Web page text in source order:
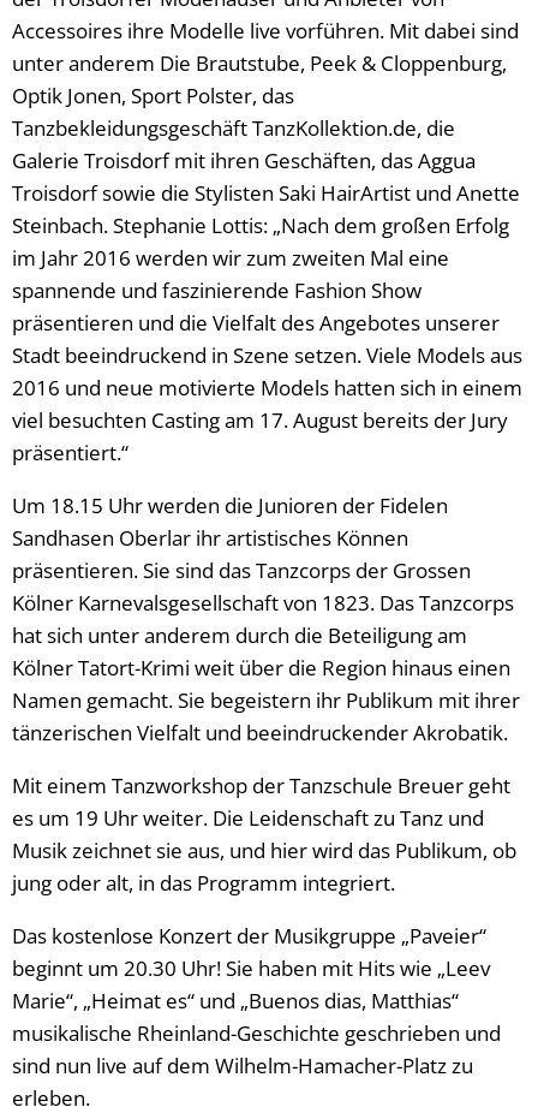
Accessoires ihre Modelle live vorführen. Mit dabei sind
unter anderem Die Brautstube, Peek & Cloppenburg,
Optik Jonen, Sport Polster, das
Tanzbekleidungsgeschäft TanzKollektion.de, die
Galerie Troisdorf mit ihren Geschäften, das Aggua
Troisdorf sowie die Stylisten Saki HairArtist und Anette
Steinbach. Stephanie Lottis: „Nach dem großen Erfolg
im Jahr 2016 werden wir zum zweiten Mal eine
spannende und faszinierende Fashion Show
präsentieren und die Vielfalt des Angebotes unserer
Stadt beeindruckend in Szene setzen. Viele Models aus
2016 und neue motivierte Models hatten sich in einem
viel besuchten Casting am 17. August bereits der Jury
präsentiert.“
Um 18.15 Uhr werden die Junioren der Fidelen
Sandhasen Oberlar ihr artistisches Können
präsentieren. Sie sind das Tanzcorps der Grossen
Kölner Karnevalsgesellschaft von 1823. Das Tanzcorps
hat sich unter anderem durch die Beteiligung am
Kölner Tatort-Krimi weit über die Region hinaus einen
Namen gemacht. Sie begeistern ihr Publikum mit ihrer
tänzerischen Vielfalt und beeindruckender Akrobatik.
Mit einem Tanzworkshop der Tanzschule Breuer geht
es um 19 Uhr weiter. Die Leidenschaft zu Tanz und
Musik zeichnet sie aus, und hier wird das Publikum, ob
jung oder alt, in das Programm integriert.
Das kostenlose Konzert der Musikgruppe „Paveier“
beginnt um 20.30 Uhr! Sie haben mit Hits wie „Leev
Marie“, „Heimat es“ und „Buenos dias, Matthias“
musikalische Rheinland-Geschichte geschrieben und
sind nun live auf dem Wilhelm-Hamacher-Platz zu
erleben.